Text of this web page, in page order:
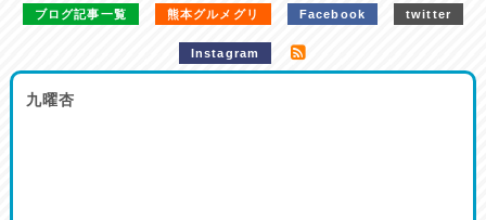
ブログ記事一覧 熊本グルメグリ Facebook twitter
Instagram
九曜杏